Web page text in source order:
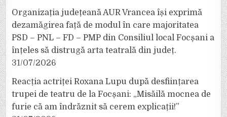
Organizația județeană AUR Vrancea își exprimă
dezamăgirea față de modul în care majoritatea
PSD – PNL – FD – PMP din Consiliul local Focșani a
înțeles să distrugă arta teatrală din județ.
31/07/2026
Reacția actriței Roxana Lupu după desființarea
trupei de teatru de la Focșani: „Misăilă mocnea de
furie că am îndrăznit să cerem explicații!”